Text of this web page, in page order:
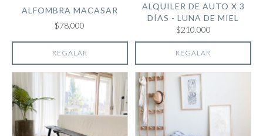
ALFOMBRA MACASAR
$78.000
REGALAR
ALQUILER DE AUTO X 3
DÍAS - LUNA DE MIEL
$210.000
REGALAR